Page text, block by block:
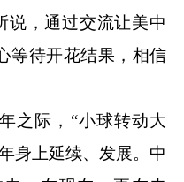
说，通过交流让美中
等待开花结果，相信
际，“小球转动大
身上延续、发展。中